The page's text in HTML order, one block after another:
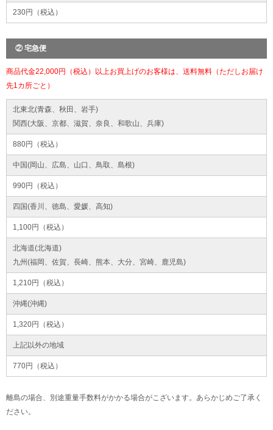
230円（税込）
② 宅急便
商品代金22,000円（税込）以上お買上げのお客様は、送料無料（ただしお届け
先1カ所ごと）
北東北(青森、秋田、岩手)
関西(大阪、京都、滋賀、奈良、和歌山、兵庫)
880円（税込）
中国(岡山、広島、山口、鳥取、島根)
990円（税込）
四国(香川、徳島、愛媛、高知)
1,100円（税込）
北海道(北海道)
九州(福岡、佐賀、長崎、熊本、大分、宮崎、鹿児島)
1,210円（税込）
沖縄(沖縄)
1,320円（税込）
上記以外の地域
770円（税込）
離島の場合、別途重量手数料がかかる場合がこざいます。あらかじめご了承く
ださい。